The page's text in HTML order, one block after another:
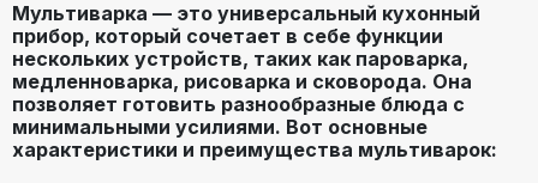
Мультиварка — это универсальный кухонный
прибор, который сочетает в себе функции
нескольких устройств, таких как пароварка,
медленноварка, рисоварка и сковорода. Она
позволяет готовить разнообразные блюда с
минимальными усилиями. Вот основные
характеристики и преимущества мультиварок: